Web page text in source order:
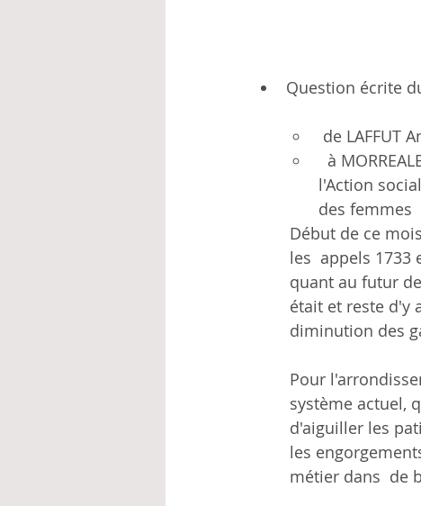
Question écrite
de LAFFUT
l'Action
des femmes
Début de ce
les  appels 1733
quant au futur
était et reste d'y
diminution des
Pour
système actuel,
d'aiguiller les
les
métier dans  de